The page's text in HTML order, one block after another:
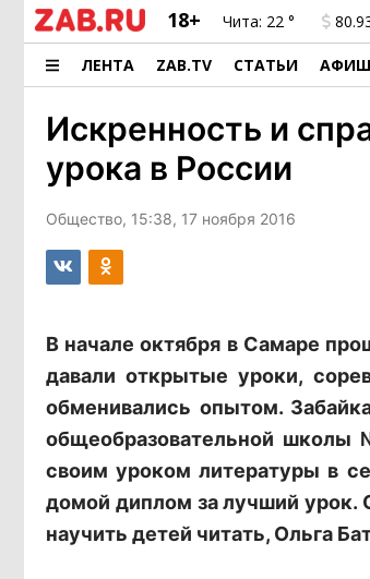
18+ Чита: 22 °
ЛЕНТА ZAB.TV СТАТЬИ
Искренность и
урока в России
Общество, 15:38, 17 ноября 2016
В начале октября в Самаре
давали открытые уроки,
обменивались опытом.
общеобразовательной школы
своим уроком литературы в
домой диплом за лучший урок.
научить детей читать, Ольга